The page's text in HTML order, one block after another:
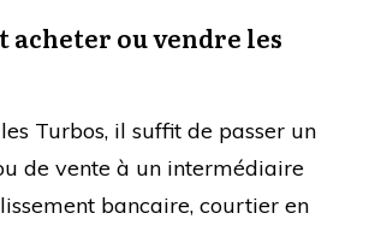
acheter ou vendre les
Turbos, il suffit de passer un
de vente à un intermédiaire
bancaire, courtier en